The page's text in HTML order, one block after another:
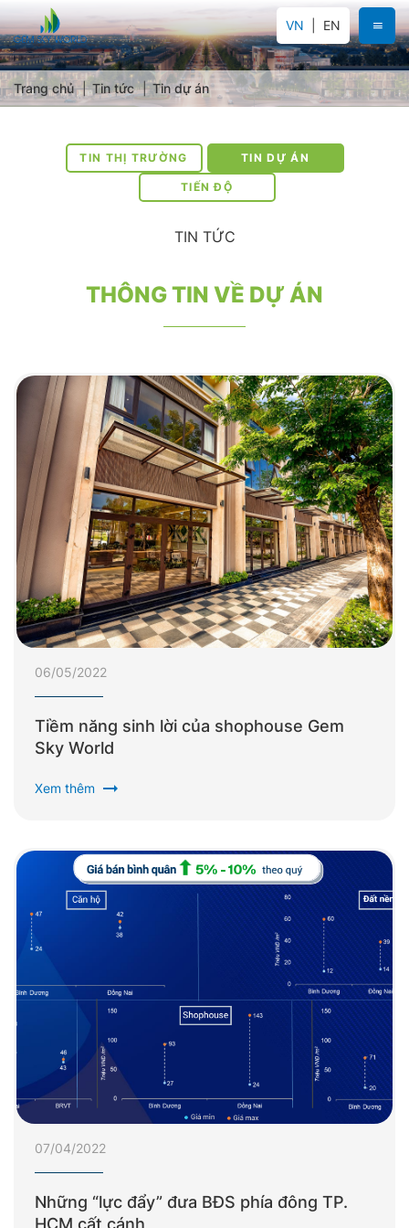
VN EN
Trang chủ Tin tức Tin dự án
TIN THỊ TRƯỜNG TIN DỰ ÁN
TIẾN ĐỘ
TIN TỨC
THÔNG TIN VỀ DỰ ÁN
06/05/2022
Tiềm năng sinh lời của shophouse Gem
Sky World
Xem thêm arrow_right_alt
07/04/2022
Những “lực đẩy” đưa BĐS phía đông TP.
HCM cất cánh